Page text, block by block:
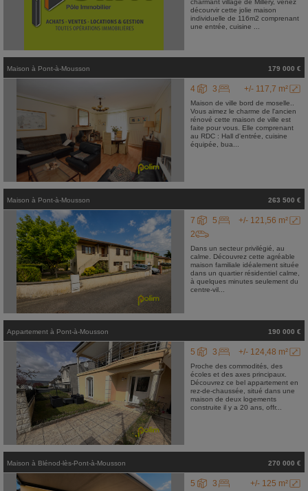
charmant village de Millery, venez
décourvir cette jolie maison
individuelle de 116m2 comprenant
une entrée, cuisine ...
Maison à Pont-à-Mousson 179 000 €
+/- 117,7 m²
4 3
Maison de ville bord de moselle..
Vous aimez le charme de l'ancien
rénové cette maison de ville est
faite pour vous. Elle comprenant
au RDC : Hall d'entrée, cuisine
équipée, bua...
Maison à Pont-à-Mousson 263 500 €
+/- 121,56 m²
7
5
2
Dans un secteur privilégié, au
calme. Découvrez cette agréable
maison familiale idéalement située
dans un quartier résidentiel calme,
à quelques minutes seulement du
centre-vil...
Appartement à Pont-à-Mousson 190 000 €
+/- 124,48 m²
5 3
Proche des commodités, des
écoles et des axes principaux.
Découvrez ce bel appartement en
rez-de-chaussée, situé dans une
maison de deux logements
construite il y a 20 ans, offr...
Maison à Blénod-lès-Pont-à-Mousson 270 000 €
+/- 125 m²
5
3